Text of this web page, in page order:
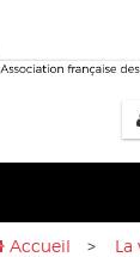
Accueil > La